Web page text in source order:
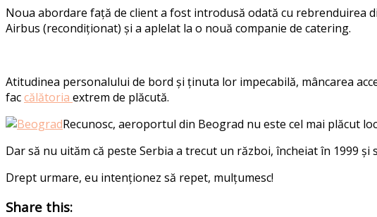
Noua abordare față de client a fost introdusă odată cu rebrenduirea
Airbus (recondiționat) și a aplelat la o nouă companie de catering.
Atitudinea personalului de bord și ținuta lor impecabilă, mâncarea
faccălătoria extrem de plăcută.
Recunosc, aeroportul din Beograd nu este cel mai plăcut
Dar să nu uităm că peste Serbia a trecut un război, încheiat în 1999
Drept urmare, eu intenționez să repet, mulțumesc!
Share this: